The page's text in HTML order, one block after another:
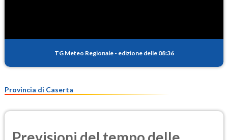
TG Meteo Regionale - edizione delle 08:36
Provincia di Caserta